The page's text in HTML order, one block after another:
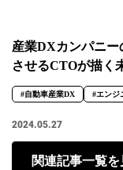
産業DXカンパニ
させるCTOが描く
#自動車産業DX #エンジ
2024.05.27
関連記事一覧を